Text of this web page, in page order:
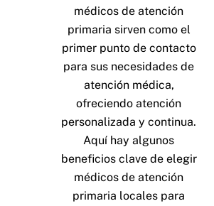
médicos de atención
primaria sirven como el
primer punto de contacto
para sus necesidades de
atención médica,
ofreciendo atención
personalizada y continua.
Aquí hay algunos
beneficios clave de elegir
médicos de atención
primaria locales para